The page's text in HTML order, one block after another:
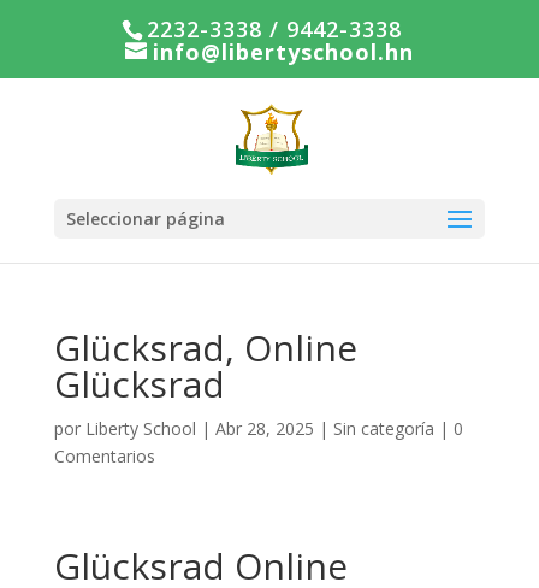
2232-3338 / 9442-3338
info@libertyschool.hn
Seleccionar página
Glücksrad, Online
Glücksrad
por Liberty School | Abr 28, 2025 | Sin categoría | 0
Comentarios
Glücksrad Online